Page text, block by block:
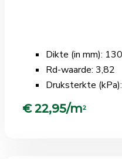
Dikte (in mm): 130
Rd-waarde: 3,82
Druksterkte
€ 22,95/m2